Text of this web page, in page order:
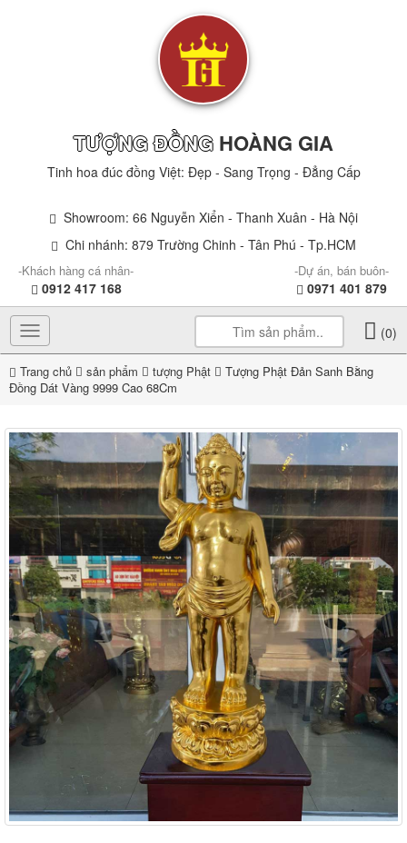
TƯỢNG ĐỒNG HOÀNG GIA
Tinh hoa đúc đồng Việt: Đẹp - Sang Trọng - Đẳng Cấp
Showroom: 66 Nguyễn Xiển - Thanh Xuân - Hà Nội
Chi nhánh: 879 Trường Chinh - Tân Phú - Tp.HCM
-Khách hàng cá nhân-
0912 417 168
-Dự án, bán buôn-
0971 401 879
Toggle
navigation
(0)
Trang chủ sản phẩm tượng Phật
Tượng Phật Đản Sanh Bằng
Đồng Dát Vàng 9999 Cao 68Cm